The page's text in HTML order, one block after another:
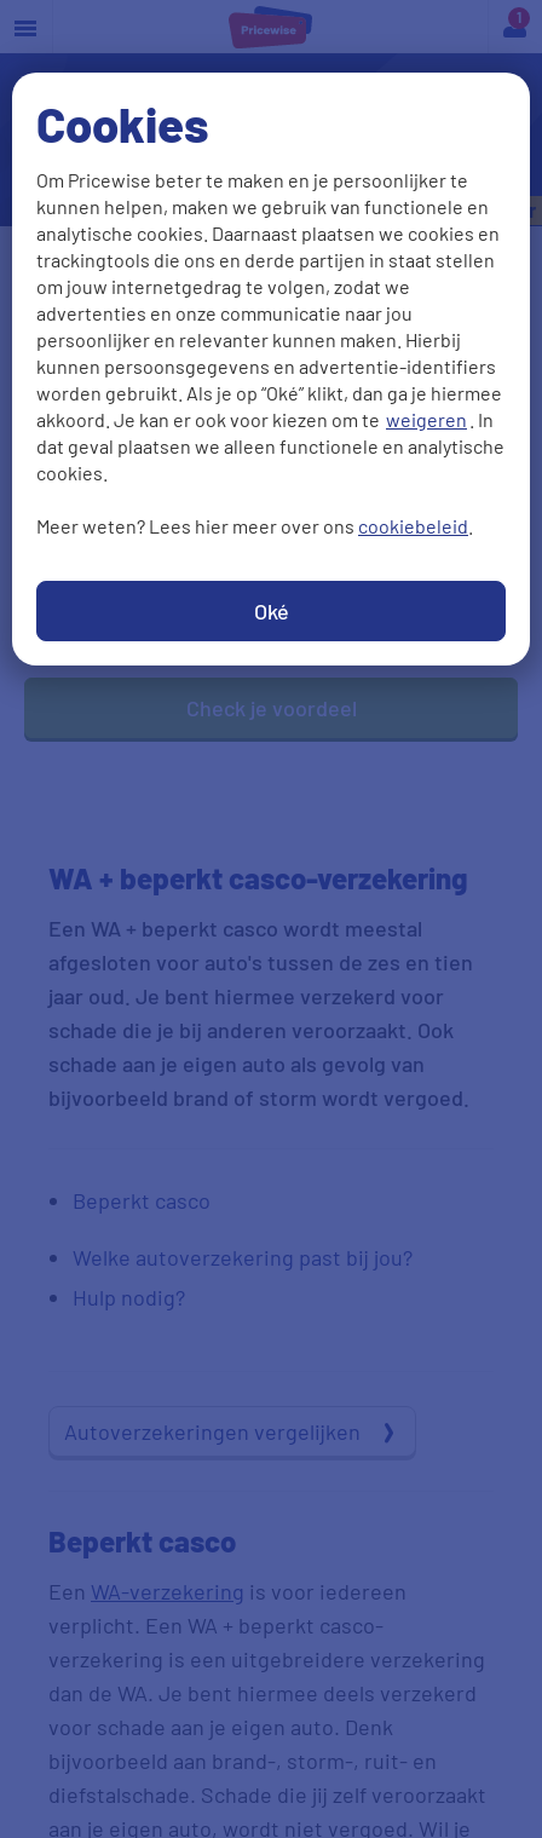
Cookies
Om Pricewise beter te maken en je persoonlijker te
kunnen helpen, maken we gebruik van functionele en
analytische cookies. Daarnaast plaatsen we cookies en
trackingtools die ons en derde partijen in staat stellen
om jouw internetgedrag te volgen, zodat we
advertenties en onze communicatie naar jou
persoonlijker en relevanter kunnen maken. Hierbij
kunnen persoonsgegevens en advertentie-identifiers
worden gebruikt. Als je op “Oké” klikt, dan ga je hiermee
akkoord. Je kan er ook voor kiezen om te weigeren . In
dat geval plaatsen we alleen functionele en analytische
cookies.
Meer weten? Lees hier meer over ons cookiebeleid
Oké
a
WA+ verzekering afsluiten?
Check onze beste deals
Vul je kenteken in
Kenteken onbekend
Postcode Huisnr + Toevoeging
*Gegevens hoofdbestuurder
Check je voordeel
Bespaar tot€535,- per jaar
WA + beperkt casco-verzekering
Een WA + beperkt casco wordt meestal
afgesloten voor auto's tussen de zes en tien
jaar oud. Je bent hiermee verzekerd voor
schade die je bij anderen veroorzaakt. Ook
schade aan je eigen auto als gevolg van
bijvoorbeeld brand of storm wordt vergoed.
Beperkt casco
Welke autoverzekering past bij jou?
Hulp nodig?
Autoverzekeringen vergelijken
Beperkt casco
Een WA-verzekering is voor iedereen
verplicht. Een WA + beperkt casco-
verzekering is een uitgebreidere verzekering
dan de WA. Je bent hiermee deels verzekerd
voor schade aan je eigen auto. Denk
bijvoorbeeld aan brand-, storm-, ruit- en
diefstalschade. Schade die jij zelf veroorzaakt
aan je eigen auto, wordt niet vergoed. Wil je